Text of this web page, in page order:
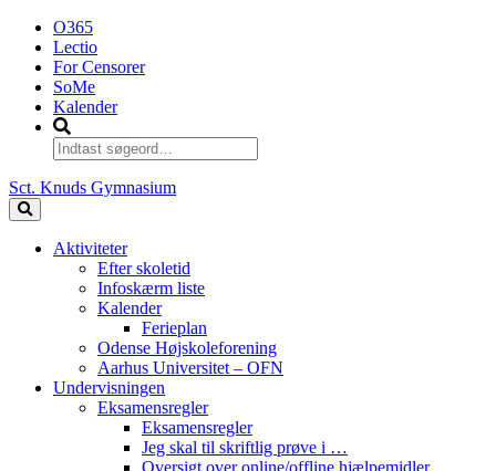
O365
Lectio
For Censorer
SoMe
Kalender
Sct. Knuds Gymnasium
Aktiviteter
Efter skoletid
Infoskærm liste
Kalender
Ferieplan
Odense Højskoleforening
Aarhus Universitet – OFN
Undervisningen
Eksamensregler
Eksamensregler
Jeg skal til skriftlig prøve i …
Oversigt over online/offline hjælpemidler